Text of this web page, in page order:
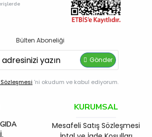
Bülten Aboneliği
Gönder
'ni okudum ve kabul ediyorum.
KURUMSAL
Mesafeli Satış Sözleşmesi